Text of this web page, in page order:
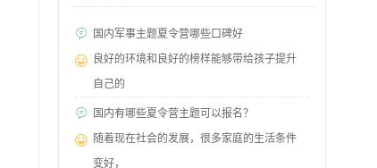
国内军事主题夏令营哪些口碑好
良好的环境和良好的榜样能够带给孩子提升
自己的
国内有哪些夏令营主题可以报名？
随着现在社会的发展，很多家庭的生活条件
变好，